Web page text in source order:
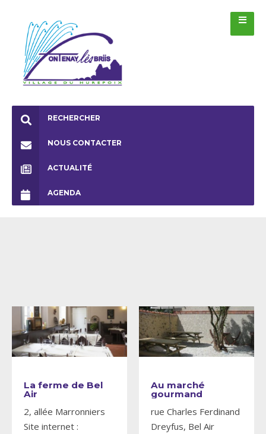
RECHERCHER
NOUS CONTACTER
ACTUALITÉ
AGENDA
La ferme de Bel
Air
2, allée Marronniers
Site internet :
Au marché
gourmand
rue Charles Ferdinand
Dreyfus, Bel Air